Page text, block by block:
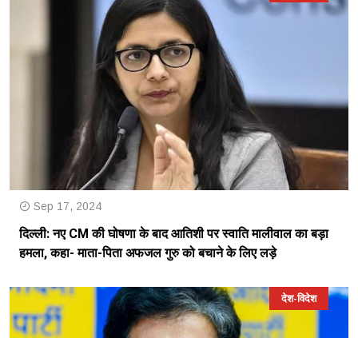
Sep 17, 2024
दिल्ली: नए CM की घोषणा के बाद आतिशी पर स्वाति मालीवाल का बड़ा
हमला, कहा- माता-पिता अफजल गुरु को बचाने के लिए लड़े
देश-विदेश